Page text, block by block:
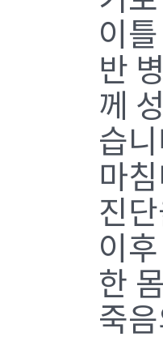
이
반
께
습
마
진
이
한
죽